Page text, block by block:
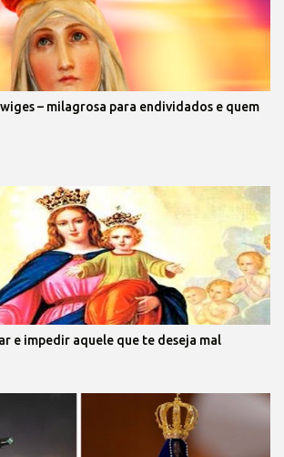
– milagrosa para endividados e quem
e impedir aquele que te deseja mal